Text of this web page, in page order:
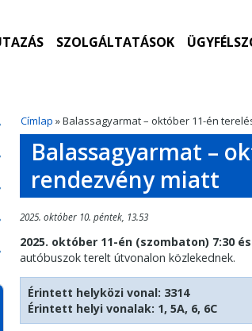
SZOLGÁLTATÁSOK
Címlap » Balassagyarmat – október 11-én
Balassagyarmat –
rendezvény miatt
2025. október 10. péntek, 13.53
2025. október 11-én (szombaton) 7:30
autóbuszok terelt útvonalon közlekednek.
Érintett helyközi vonal: 3314
Érintett helyi vonalak: 1, 5A, 6, 6C